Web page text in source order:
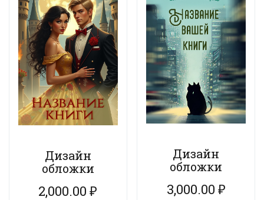
Дизайн
обложки
2,000.00₽
Дизайн
обложки
3,000.00 ₽